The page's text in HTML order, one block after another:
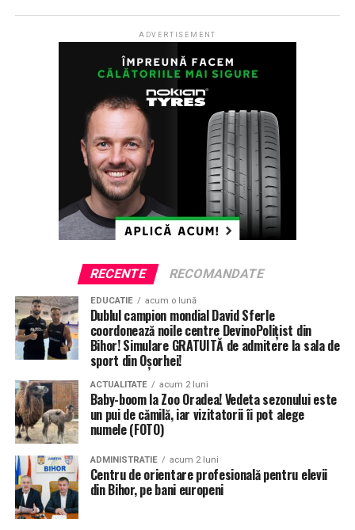
ADVERTISEMENT
RECENTE RECOMANDATE
EDUCATIE acum o lună
Dublul campion mondial David Sferle
coordonează noile centre DevinoPolițist din
Bihor! Simulare GRATUITĂ de admitere la sala de
sport din Oșorhei!
ACTUALITATE acum 2 luni
Baby-boom la Zoo Oradea! Vedeta sezonului este
un pui de cămilă, iar vizitatorii îi pot alege
numele (FOTO)
ADMINISTRATIE acum 2 luni
Centru de orientare profesională pentru elevii
din Bihor, pe bani europeni